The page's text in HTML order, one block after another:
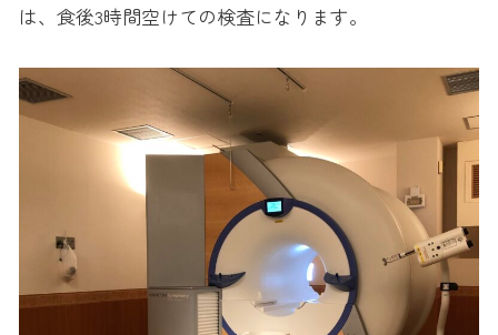
は、食後3時間空けての検査になります。